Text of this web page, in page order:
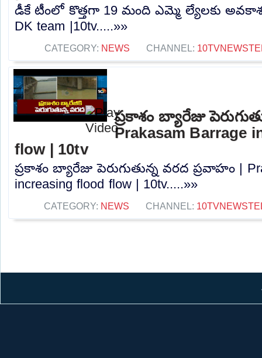
డీకే టీంలో కొత్తగా 19 మంది ఎమ్మె ల్యేలకు
DK team |10tv.....»»
CATEGORY: NEWS CHANNEL:
ప్రకాశం బ్యారేజు
Prakasam Barrage
flow | 10tv
ప్రకాశం బ్యారేజు పెరుగుతున్న వరద ప్రవాహం |
increasing flood flow | 10tv.....»»
CATEGORY: NEWS CHANNEL: